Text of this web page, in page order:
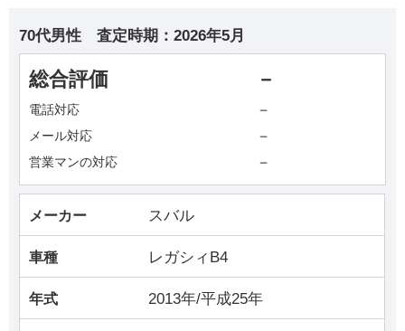
70代男性 査定時期： 2026年5月
総合評価 －
電話対応 －
メール対応 －
営業マンの対応 －
メーカー スバル
車種 レガシィB4
年式 2013年/平成25年